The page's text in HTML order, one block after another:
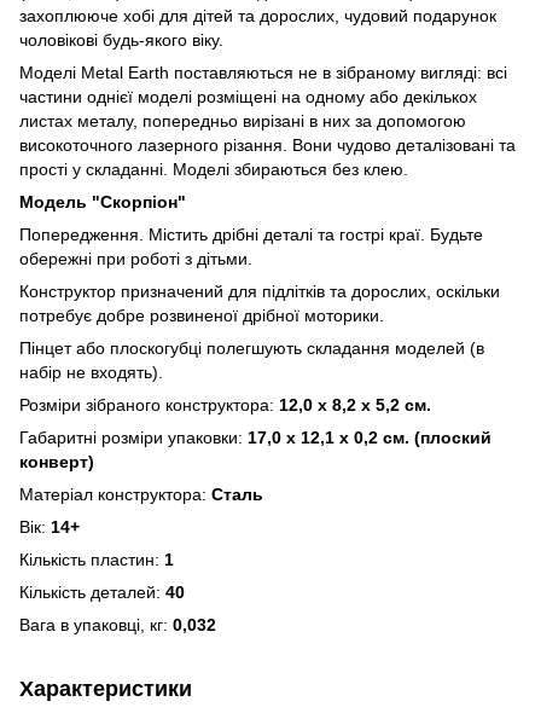
захоплююче хобі для дітей та дорослих, чудовий подарунок
чоловікові будь-якого віку.
Моделі Metal Earth поставляються не в зібраному вигляді: всі
частини однієї моделі розміщені на одному або декількох
листах металу, попередньо вирізані в них за допомогою
високоточного лазерного різання. Вони чудово деталізовані та
прості у складанні. Моделі збираються без клею.
Модель "Скорпіон"
Попередження. Містить дрібні деталі та гострі краї. Будьте
обережні при роботі з дітьми.
Конструктор призначений для підлітків та дорослих, оскільки
потребує добре розвиненої дрібної моторики.
Пінцет або плоскогубці полегшують складання моделей (в
набір не входять).
Розміри зібраного конструктора: 12,0 x 8,2 x 5,2 см.
Габаритні розміри упаковки: 17,0 х 12,1 х 0,2 см. (плоский
конверт)
Матеріал конструктора: Сталь
Вік: 14+
Кількість пластин: 1
Кількість деталей: 40
Вага в упаковці, кг: 0,032
Характеристики